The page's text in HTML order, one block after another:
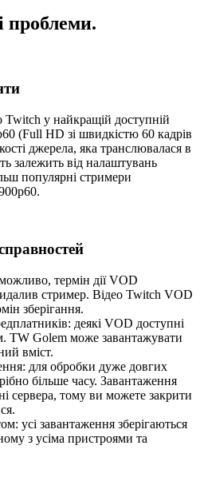
проблеми.
Twitch у найкращій доступній
(Full HD зі швидкістю 60 кадрів
джерела, яка транслювалася в
залежить від налаштувань
популярні стримери
термін дії VOD
стример. Відео Twitch VOD
зберігання.
деякі VOD доступні
TW Golem може завантажувати
вміст.
для обробки дуже довгих
більше часу. Завантаження
сервера, тому ви можете закрити
усі завантаження зберігаються
з усіма пристроями та